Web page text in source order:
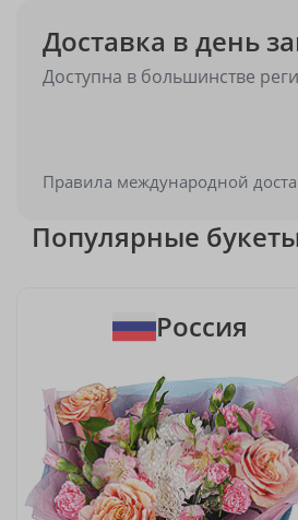
Доставка в день
Доступна в большинстве
Правила международной
Популярные
Россия